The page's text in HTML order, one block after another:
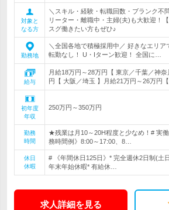
対象と
なる方
＼スキル・経験・転職回数・ブランク不
リーター・離職中・主婦(夫)も大歓迎！
スグ働きたい方もぜひ♪
勤務地
＼全国各地で積極採用中／ 好きなエリア
転勤なし！ U・Iターン歓迎！ 全国に…
給与
月給18万円～28万円【 東京／千葉／神
円【 大阪／埼玉 】月給21万円～26万円
初年度
年収
250万円～350万円
勤務
時間
★残業は月10～20H程度と少なめ！# 実
務時間例》8:00～17:00、8…
休日
休暇
# 《年間休日125日》* 完全週休2日制(土
年末年始休暇* 有給休…
求人詳細を見る